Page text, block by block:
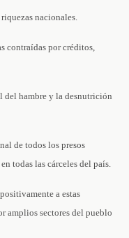
nacionales.
contraídas por créditos,
del hambre y la desnutrición
de todos los presos
todas las cárceles del país.
a estas
amplios sectores del pueblo